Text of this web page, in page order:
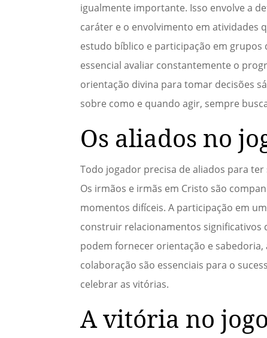
igualmente importante. Isso envolve a
caráter e o envolvimento em atividades
estudo bíblico e participação em grupos
essencial avaliar constantemente o
orientação divina para tomar decisões
sobre como e quando agir, sempre
Os aliados no
Todo jogador precisa de aliados para
Os irmãos e irmãs em Cristo são
momentos difíceis. A participação em
construir relacionamentos significativos
podem fornecer orientação e sabedoria,
colaboração são essenciais para o
celebrar as vitórias.
A vitória no